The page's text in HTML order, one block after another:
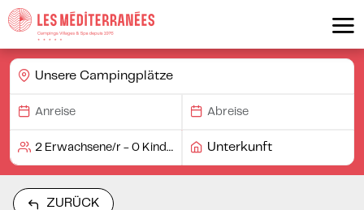
Unsere Campingplätze
Unterkunft
ZURÜCK